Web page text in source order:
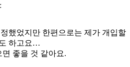
했었지만 한편으로는 제가 개입할
하고요…
좋을 것 같아요.